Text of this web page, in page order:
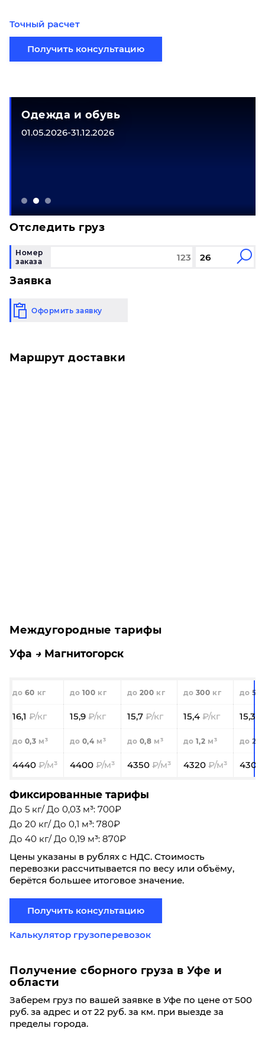
Точный расчет
Получить консультацию
Одежда и обувь
01.05.2026-31.12.2026
Отследить груз
Номер
заказа
Заявка
Оформить заявку
Маршрут доставки
Междугородные тарифы
Уфа Магнитогорск
60 100 200 300
16,1 15,9 15,7 15,4 15,3
0,3 0,4 0,8 1,2 2,0
4440 4400 4350 4320 4300
Фиксированные тарифы
До 5 кг/ До 0,03 м³: 700₽
До 20 кг/ До 0,1 м³: 780₽
До 40 кг/ До 0,19 м³: 870₽
Цены указаны в рублях с НДС. Стоимость
перевозки рассчитывается по весу или объёму,
берётся большее итоговое значение.
Получить консультацию
Калькулятор грузоперевозок
Получение сборного груза в Уфе и
области
Заберем груз по вашей заявке в Уфе по цене от 500
руб. за адрес и от 22 руб. за км. при выезде за
пределы города.